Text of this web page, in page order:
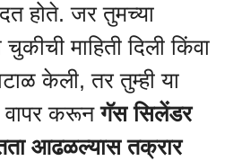
होते. जर तुमच्या
माहिती दिली किंवा
केली, तर तुम्ही या
करूनगॅस सिलेंडर
आढळल्यास तक्रार